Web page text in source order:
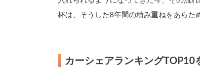
杯は、そうした8年間の積み重ねをあらた
カーシェアランキング